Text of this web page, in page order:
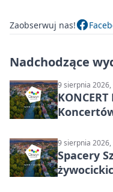
Zaobserwuj nas!
Nadchodzące
9 sierpnia 2026,
9 sierpnia 2026,
Spacery